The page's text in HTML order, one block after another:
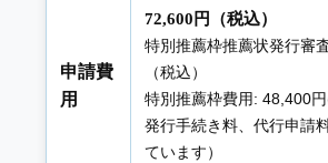
申請費
用
72,600円（税込）
特別推薦枠推薦状発行審
（税込）
特別推薦枠費用: 48,400
発行手続き料、代行申請
ています）